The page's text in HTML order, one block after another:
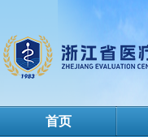
首页